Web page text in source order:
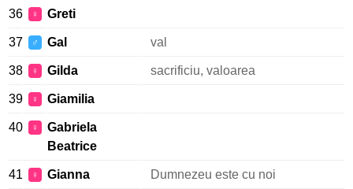
36 ♀ Greti
37 ♂ Gal val
38 ♀ Gilda sacrificiu, valoarea
39 ♀ Giamilia
40 ♀
Gabriela
Beatrice
41 ♀ Gianna Dumnezeu este cu noi